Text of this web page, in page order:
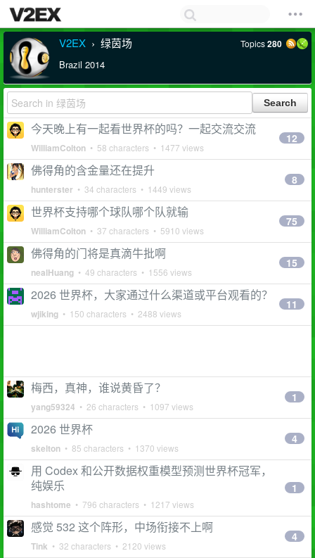
V2EX › 绿茵场 Topics280
Brazil 2014
今天晚上有一起看世界杯的吗？一起交流交流
WilliamColton • 58 characters • 1477 views
12
佛得角的含金量还在提升
hunterster • 34 characters • 1449 views
8
世界杯支持哪个球队哪个队就输
WilliamColton • 37 characters • 5910 views
75
佛得角的门将是真滴牛批啊
nealHuang • 49 characters • 1556 views
15
2026 世界杯，大家通过什么渠道或平台观看的？
wjiking • 150 characters • 2488 views
11
梅西，真神，谁说黄昏了？
yang59324 • 26 characters • 1097 views
1
2026 世界杯
skelton • 85 characters • 1370 views
4
用 Codex 和公开数据权重模型预测世界杯冠军，
纯娱乐
hashtome • 796 characters • 1217 views
1
感觉 532 这个阵形，中场衔接不上啊
Tink • 32 characters • 2120 views
4